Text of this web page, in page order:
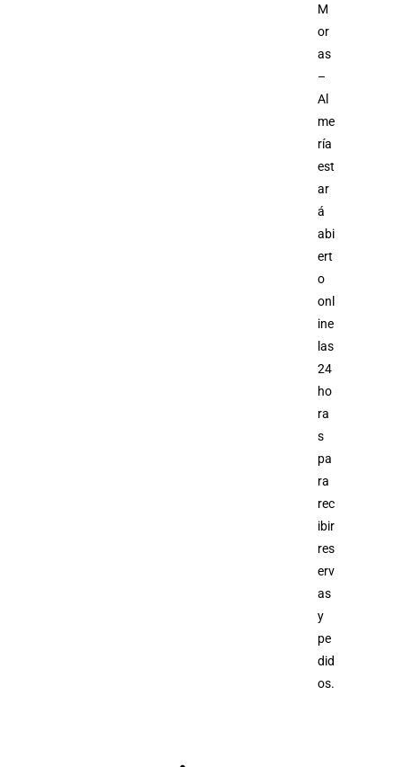
M
or
as
–
Al
me
ría
est
ar
á
abi
ert
o
onl
ine
las
24
ho
ra
s
pa
ra
rec
ibir
res
erv
as
y
pe
did
os.